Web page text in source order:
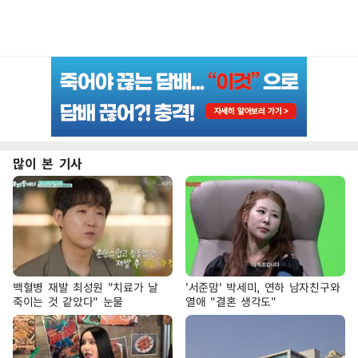
많이 본 기사
백혈병 재발 최성원 "치료가 날
죽이는 것 같았다" 눈물
'서준맘' 박세미, 연하 남자친구와
열애 "결혼 생각도"